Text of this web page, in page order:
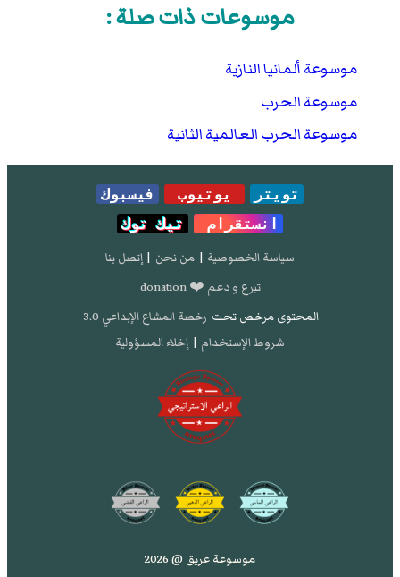
موسوعات ذات صلة :
موسوعة ألمانيا النازية
موسوعة الحرب
موسوعة الحرب العالمية الثانية
تويتر يوتيوب
فيسبوك
انستقرام
تيك توك
سياسة الخصوصية | من نحن | إتصل بنا
تبرع و دعم ❤️ donation
المحتوى مرخص تحت رخصة المشاع الإبداعي 3.0
شروط الإستخدام | إخلاء المسؤولية
موسوعة عريق @ 2026